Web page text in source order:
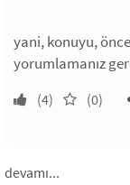
yani, konuyu,
yorumlamanız
(4) (0)
devamı...